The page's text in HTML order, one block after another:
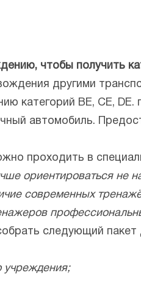
чтобы получить
другими
категорий BE, CE,
автомобиль.
проходить в
ориентироваться не
современных
следующий пакет
учреждения;